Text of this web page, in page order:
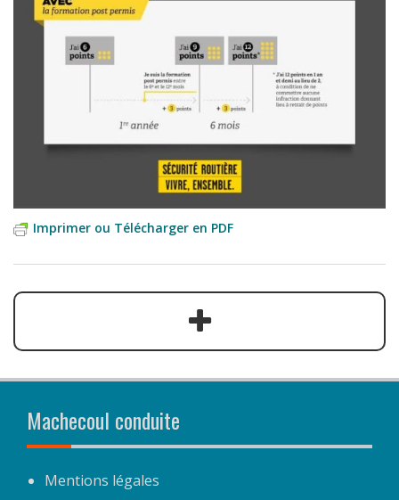
Imprimer ou Télécharger en PDF
Machecoul conduite
Mentions légales